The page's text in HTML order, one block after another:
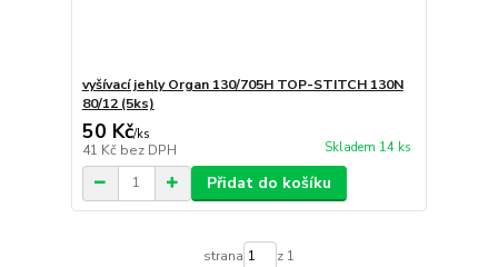
vyšívací jehly Organ 130/705H TOP-STITCH 130N
80/12 (5ks)
50 Kč/ks
41 Kč bez DPH Skladem 14 ks
Přidat do košíku
strana z 1